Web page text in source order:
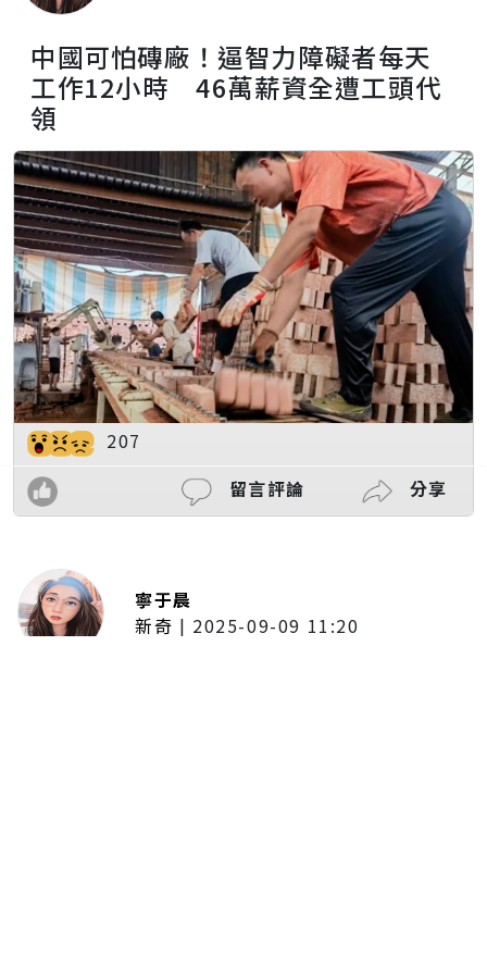
中國可怕磚廠！逼智力障礙者每天
工作12小時 46萬薪資全遭工頭代
領
207
留言評論
分享
寧于晨
新奇 | 2025-09-09 11:20